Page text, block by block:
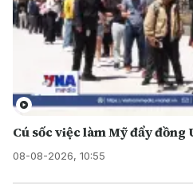
Cú sốc việc làm Mỹ đẩy đồng
08-08-2026, 10:55